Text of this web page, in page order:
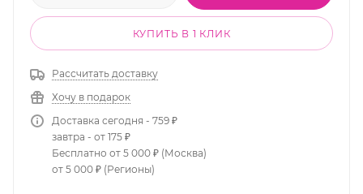
КУПИТЬ В 1 КЛИК
Рассчитать доставку
Хочу в подарок
Доставка сегодня - 759 ₽
завтра - от 175 ₽
Бесплатно от 5 000 ₽ (Москва)
от 5 000 ₽ (Регионы)